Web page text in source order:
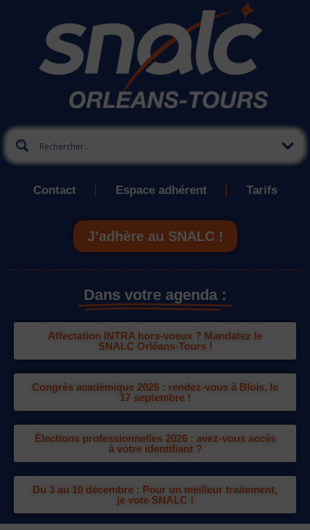
Contact Espace adhérent Tarifs
J’adhère au SNALC !
Dans votre agenda :
Affectation INTRA hors-voeux ? Mandatez le
SNALC Orléans-Tours !
Congrès académique 2026 : rendez-vous à Blois, le
17 septembre !
Élections professionnelles 2026 : avez-vous accès
à votre identifiant ?
Du 3 au 10 décembre : Pour un meilleur traitement,
je vote SNALC !